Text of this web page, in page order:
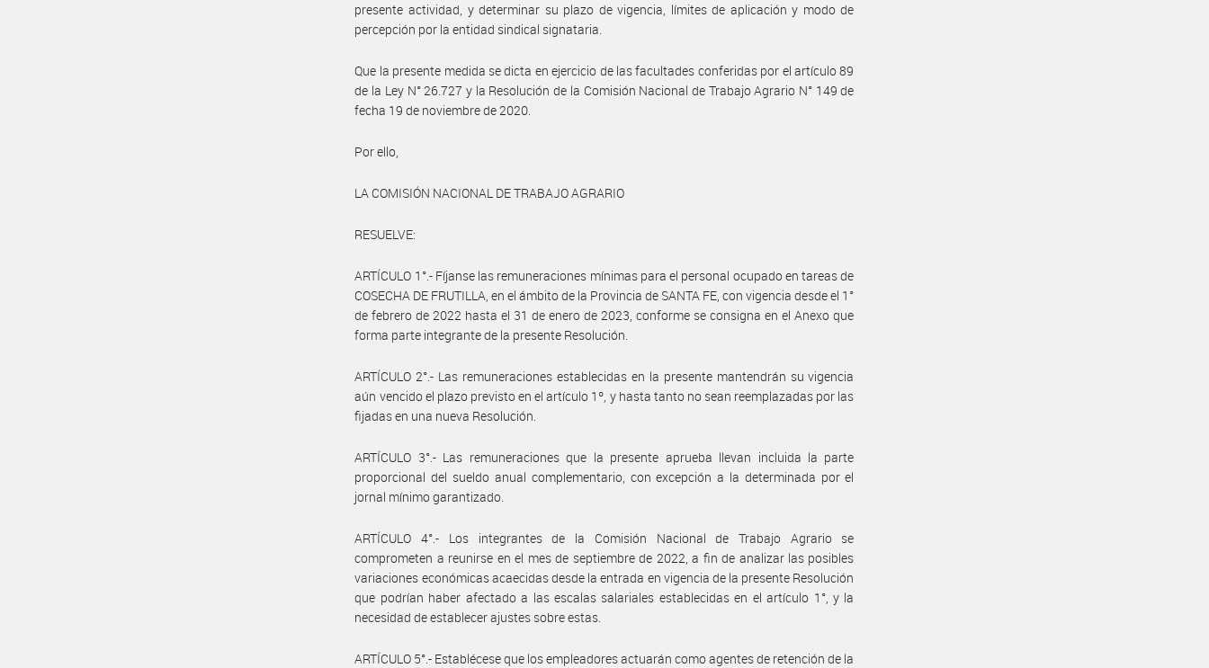
presente actividad, y determinar su plazo de vigencia, límites de aplicación y modo de
percepción por la entidad sindical signataria.
Que la presente medida se dicta en ejercicio de las facultades conferidas por el artículo 89
de la Ley N° 26.727 y la Resolución de la Comisión Nacional de Trabajo Agrario N° 149 de
fecha 19 de noviembre de 2020.
Por ello,
LA COMISIÓN NACIONAL DE TRABAJO AGRARIO
RESUELVE:
ARTÍCULO 1°.- Fíjanse las remuneraciones mínimas para el personal ocupado en tareas de
COSECHA DE FRUTILLA, en el ámbito de la Provincia de SANTA FE, con vigencia desde el 1°
de febrero de 2022 hasta el 31 de enero de 2023, conforme se consigna en el Anexo que
forma parte integrante de la presente Resolución.
ARTÍCULO 2°.- Las remuneraciones establecidas en la presente mantendrán su vigencia
aún vencido el plazo previsto en el artículo 1º, y hasta tanto no sean reemplazadas por las
fijadas en una nueva Resolución.
ARTÍCULO 3°.- Las remuneraciones que la presente aprueba llevan incluida la parte
proporcional del sueldo anual complementario, con excepción a la determinada por el
jornal mínimo garantizado.
ARTÍCULO 4°.- Los integrantes de la Comisión Nacional de Trabajo Agrario se
comprometen a reunirse en el mes de septiembre de 2022, a fin de analizar las posibles
variaciones económicas acaecidas desde la entrada en vigencia de la presente Resolución
que podrían haber afectado a las escalas salariales establecidas en el artículo 1°, y la
necesidad de establecer ajustes sobre estas.
ARTÍCULO 5°.- Establécese que los empleadores actuarán como agentes de retención de la